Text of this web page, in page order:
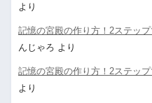
より
記憶の宮殿の作り方！2ステッ
んじゃろ より
記憶の宮殿の作り方！2ステッ
より